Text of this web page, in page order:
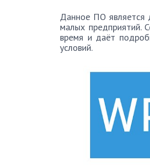
Данное ПО является
малых предприятий.
время и даёт
условий.